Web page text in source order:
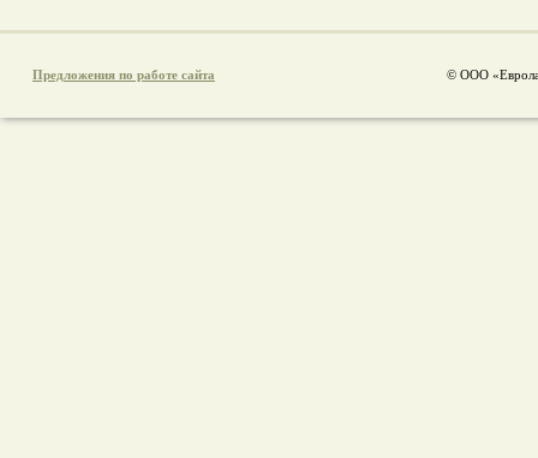
Предложения по работе сайта © ООО